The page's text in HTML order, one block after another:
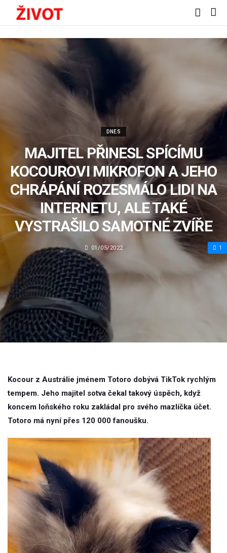
DNES
MAJITEL PŘINESL SPÍCÍMU
KOCOUROVI MIKROFON A JEHO
CHRÁPÁNÍ ROZESMÁLO LIDI NA
INTERNETU, ALE TAKÉ
VYSTRAŠILO SAMOTNÉ ZVÍŘE
01/05/2022 1
Kocour z Austrálie jménem Totoro dobývá TikTok rychlým
tempem. Jeho majitel sotva čekal takový úspěch, když
koncem loňského roku zakládal pro svého mazlíčka účet.
Totoro má nyní přes 120 000 fanoušku.